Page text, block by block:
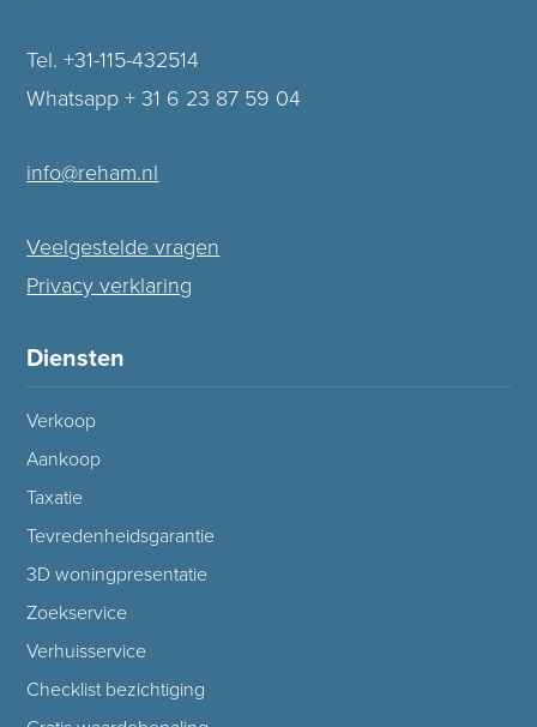
Tel. +31-115-432514
Whatsapp + 31 6 23 87 59 04
info@reham.nl
Veelgestelde vragen
Privacy verklaring
Diensten
Verkoop
Aankoop
Taxatie
Tevredenheidsgarantie
3D woningpresentatie
Zoekservice
Verhuisservice
Checklist bezichtiging